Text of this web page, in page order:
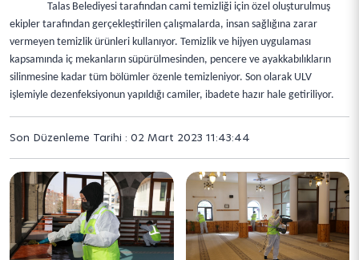
Talas Belediyesi tarafından cami temizliği için özel oluşturulmuş
ekipler tarafından gerçekleştirilen çalışmalarda, insan sağlığına zarar
vermeyen temizlik ürünleri kullanıyor. Temizlik ve hijyen uygulaması
kapsamında iç mekanların süpürülmesinden, pencere ve ayakkabılıkların
silinmesine kadar tüm bölümler özenle temizleniyor. Son olarak ULV
işlemiyle dezenfeksiyonun yapıldığı camiler, ibadete hazır hale getiriliyor.
Son Düzenleme Tarihi : 02 Mart 2023 11:43:44